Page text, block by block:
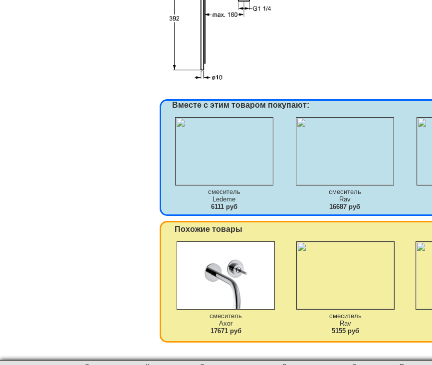
Вместе с этим товаром покупают:
смеситель
Ledeme
6111 руб
смеситель
Rav
16687 руб
Похожие товары
смеситель
Axor
17671 руб
смеситель
Rav
5155 руб